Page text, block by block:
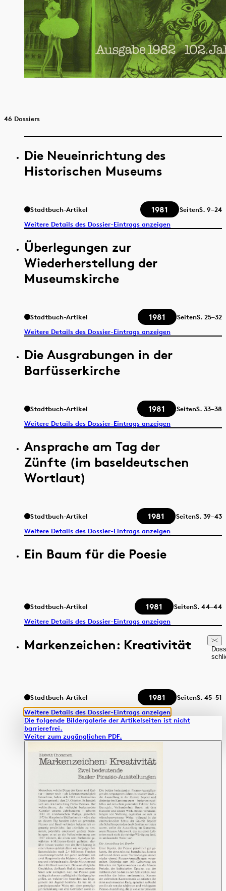
46 Dossiers
Die Neueinrichtung des
Historischen Museums
Stadtbuch-Artikel 1981 SeitenS. 9–24
Weitere Details des Dossier-Eintrags anzeigen
Überlegungen zur
Wiederherstellung der
Museumskirche
Stadtbuch-Artikel 1981 SeitenS. 25–32
Weitere Details des Dossier-Eintrags anzeigen
Die Ausgrabungen in der
Barfüsserkirche
Stadtbuch-Artikel 1981 SeitenS. 33–38
Weitere Details des Dossier-Eintrags anzeigen
Ansprache am Tag der
Zünfte (im baseldeutschen
Wortlaut)
Stadtbuch-Artikel 1981 SeitenS. 39–43
Weitere Details des Dossier-Eintrags anzeigen
Ein Baum für die Poesie
Stadtbuch-Artikel 1981 SeitenS. 44–44
Weitere Details des Dossier-Eintrags anzeigen
Markenzeichen: Kreativität
Stadtbuch-Artikel 1981 SeitenS. 45–51
Weitere Details des Dossier-Eintrags anzeigen
Die folgende Bildergalerie der Artikelseiten ist nicht
barrierefrei.
Weiter zum zugänglichen PDF.